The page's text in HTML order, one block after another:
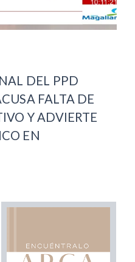
DEL PPD
FALTA DE
Y ADVIERTE
EN